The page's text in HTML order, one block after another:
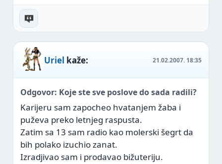
Uriel kaže: 21.02.2007. 18:35
Odgovor: Koje ste sve poslove do sada radili?
Karijeru sam zapocheo hvatanjem žaba i
puževa preko letnjeg raspusta.
Zatim sa 13 sam radio kao molerski šegrt da
bih polako izuchio zanat.
Izradjivao sam i prodavao bižuteriju.